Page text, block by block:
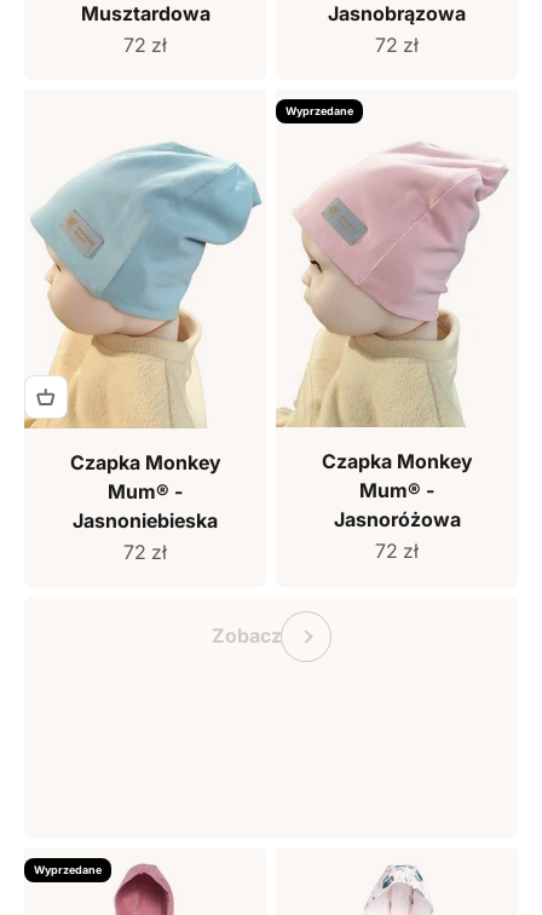
Musztardowa
Cena sprzedaży
72 zł
Jasnobrązowa
Cena sprzedaży
72 zł
Czapka Monkey
Mum® -
Jasnoniebieska
Cena sprzedaży
72 zł
Wyprzedane
Czapka Monkey
Mum® -
Jasnoróżowa
Cena sprzedaży
72 zł
ZobaczPoprzedni
Wyprzedane